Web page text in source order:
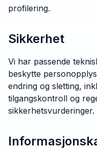
profilering.
Sikkerhet
Vi har passende
beskytte
endring og sletting,
tilgangskontroll og
sikkerhetsvurderinger.